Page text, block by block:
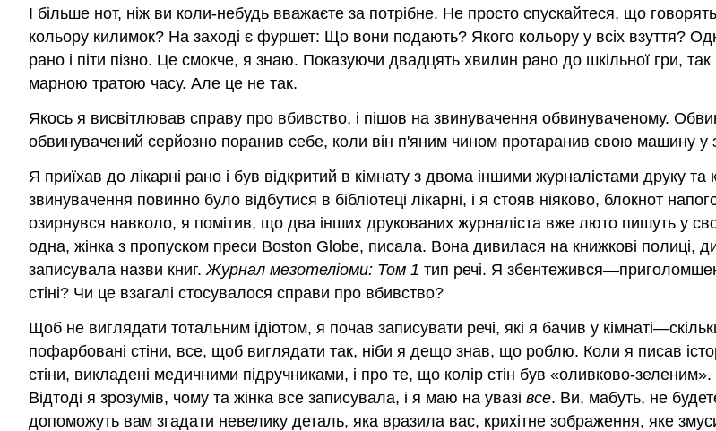
І більше нот, ніж ви коли-небудь вважаєте за потрібне. Не просто спускайтеся, що
кольору килимок? На заході є фуршет: Що вони подають? Якого кольору у всіх взуття?
рано і піти пізно. Це смокче, я знаю. Показуючи двадцять хвилин рано до шкільної гри,
марною тратою часу. Але це не так.
Якось я висвітлював справу про вбивство, і пішов на звинувачення обвинуваченому.
обвинувачений серйозно поранив себе, коли він п'яним чином протаранив свою машину у
Я приїхав до лікарні рано і був відкритий в кімнату з двома іншими журналістами друку
звинувачення повинно було відбутися в бібліотеці лікарні, і я стояв ніяково, блокнот
озирнувся навколо, я помітив, що два інших друкованих журналіста вже люто пишуть у
одна, жінка з пропуском преси Boston Globe, писала. Вона дивилася на книжкові полиці,
записувала назви книг. Журнал мезотеліоми: Том 1 тип речі. Я
стіні? Чи це взагалі стосувалося справи про вбивство?
Щоб не виглядати тотальним ідіотом, я почав записувати речі, які я бачив у
пофарбовані стіни, все, щоб виглядати так, ніби я дещо знав, що роблю. Коли я писав
стіни, викладені медичними підручниками, і про те, що колір стін був «оливково-
Відтоді я зрозумів, чому та жінка все записувала, і я маю на увазі все. Ви, мабуть, не
допоможуть вам згадати невелику деталь, яка вразила вас, крихітне зображення, яке